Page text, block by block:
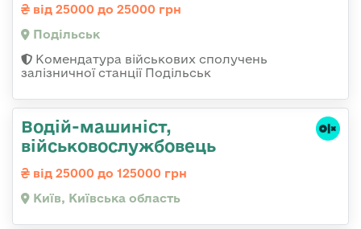
від 25000 до 25000 грн
Подільськ
Комендатура військових сполучень
залізничної станції Подільськ
Водій-машиніст,
військовослужбовець
від 25000 до 125000 грн
Київ, Київська область